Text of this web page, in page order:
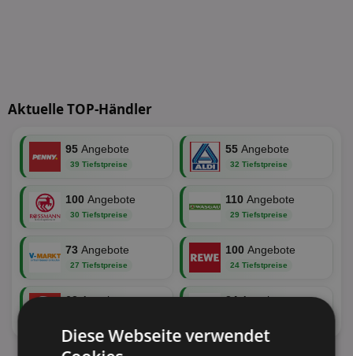
Aktuelle TOP-Händler
95 Angebote
39 Tiefstpreise
55 Angebote
32 Tiefstpreise
100 Angebote
30 Tiefstpreise
110 Angebote
29 Tiefstpreise
73 Angebote
27 Tiefstpreise
100 Angebote
24 Tiefstpreise
62 Angebote 34 Angebote
Diese Webseite verwendet